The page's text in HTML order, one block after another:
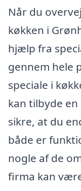
Når du
køkken i
hjælp fra
gennem hele
speciale i
kan tilbyde
sikre, at du
både er
nogle af de
firma kan